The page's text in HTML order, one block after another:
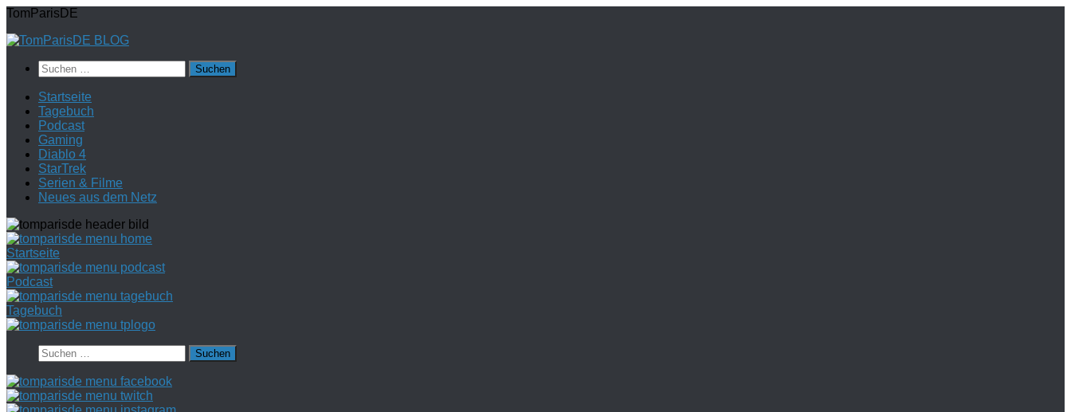
Zum
springen
TomParisDE
Suchen
nach:
Startseite
Tagebuch
Podcast
Gaming
Diablo 4
StarTrek
Serien & Filme
Neues aus dem Netz
Startseite
Podcast
Tagebuch
Suchen
nach: